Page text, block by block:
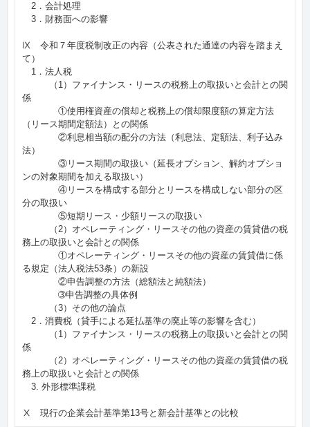
2．会計処理
3．財務面への影響
Ⅸ 令和７年度税制改正の内容（公表された通達の内容を踏まえ
て）
1．法人税
（1）ファイナンス・リースの税務上の取扱いと会計との関
係
①使用権資産の償却と税務上の償却限度額の算定方法
（リース期間定額法）との関係
②利息相当額の配分の方法（利息法、定額法、利子込み
法）
③リース期間の取扱い（延長オプション、解約オプショ
ンの対象期間を加える取扱い）
④リースを構成する部分とリースを構成しない部分の区
分の取扱い
⑤短期リース・少額リースの取扱い
（2）オペレーティング・リースその他の資産の賃貸借の税
務上の取扱いと会計との関係
①オペレーティング・リースその他の資産の賃貸借に係
る規定（法人税法53条）の新設
②申告調整の方法（総額法と純額法）
➂申告調整の具体例
（3）その他の論点
2．消費税（貸手による延払基準の廃止等の影響を含む）
（1）ファイナンス・リースの税務上の取扱いと会計との関
係
（2）オペレーティング・リースその他の資産の賃貸借の税
務上の取扱いと会計との関係
3. 外形標準課税
Ⅹ 現行の企業会計基準第13号と新会計基準との比較